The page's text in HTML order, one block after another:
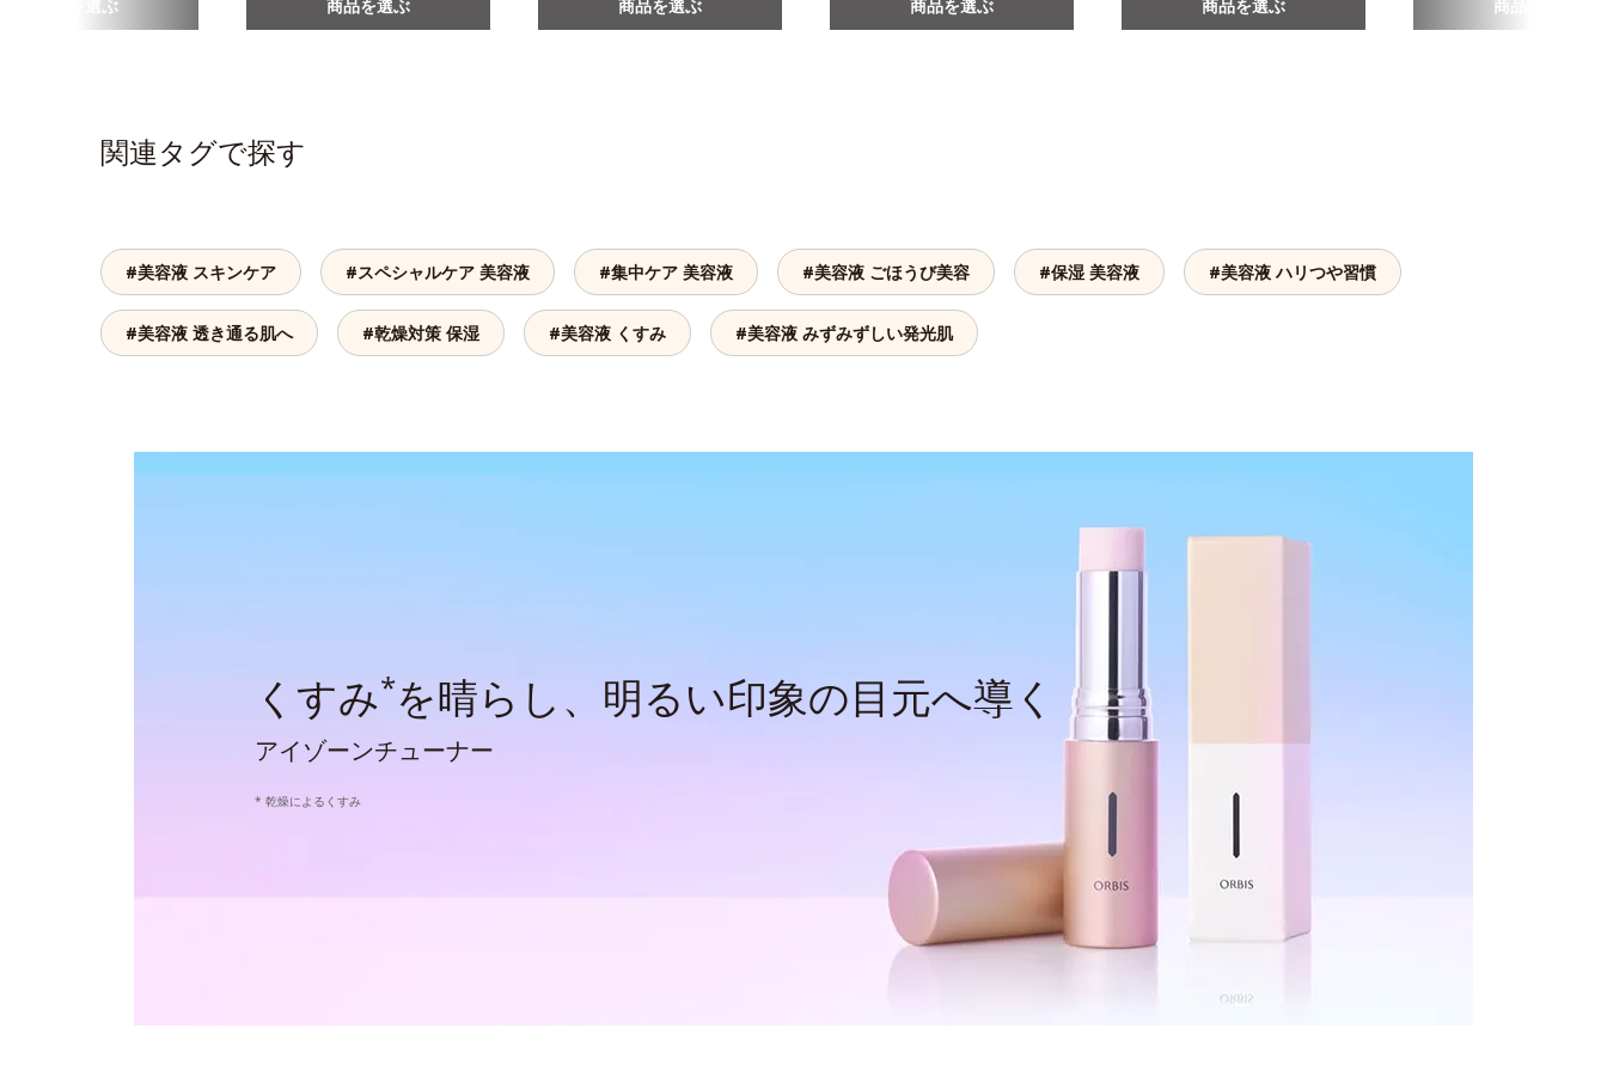
商品を選ぶ 商品を選ぶ 商品を選ぶ 商品を選ぶ 商品を選ぶ 商品を選ぶ
関連タグで探す
#美容液 スキンケア #スペシャルケア 美容液 #集中ケア 美容液 #美容液 ごほうび美容 #保湿 美容液 #美容液 ハリつや習慣
#美容液 透き通る肌へ #乾燥対策 保湿 #美容液 くすみ #美容液 みずみずしい発光肌
くすみ*を晴らし、 明るい印象の目元へ導く
アイゾーンチューナー
* 乾燥によるくすみ